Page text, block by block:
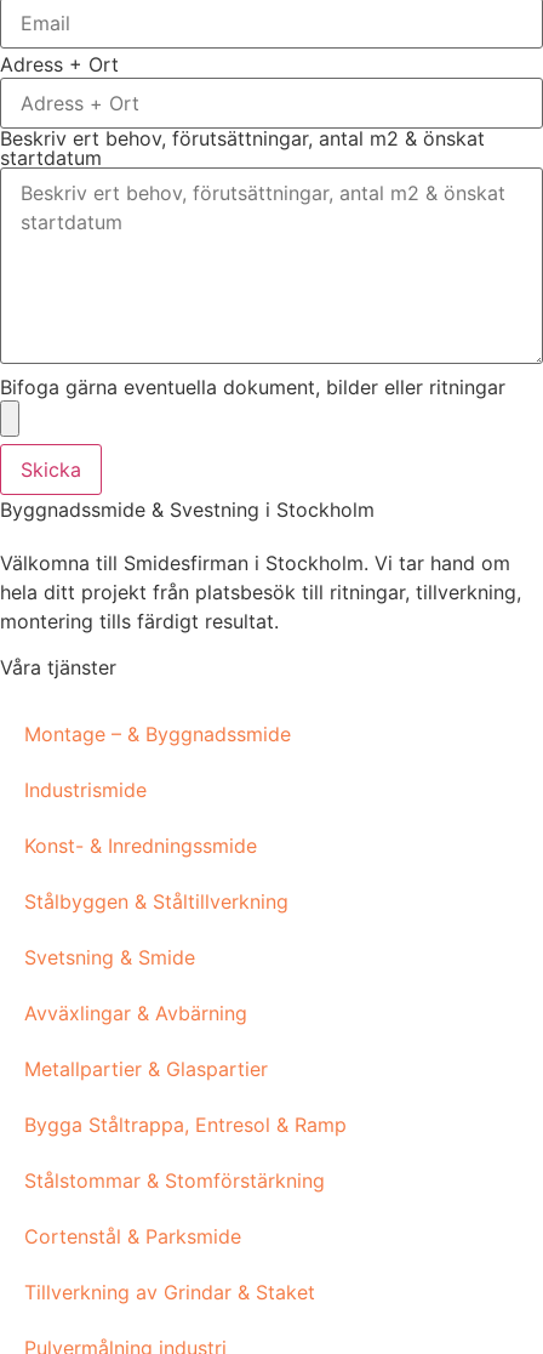
Adress + Ort
Beskriv ert behov, förutsättningar, antal m2 & önskat
startdatum
Bifoga gärna eventuella dokument, bilder eller ritningar
Skicka
Byggnadssmide & Svestning i Stockholm
Välkomna till Smidesfirman i Stockholm. Vi tar hand om
hela ditt projekt från platsbesök till ritningar, tillverkning,
montering tills färdigt resultat.
Våra tjänster
Montage – & Byggnadssmide
Industrismide
Konst- & Inredningssmide
Stålbyggen & Ståltillverkning
Svetsning & Smide
Avväxlingar & Avbärning
Metallpartier & Glaspartier
Bygga Ståltrappa, Entresol & Ramp
Stålstommar & Stomförstärkning
Cortenstål & Parksmide
Tillverkning av Grindar & Staket
Pulvermålning industri